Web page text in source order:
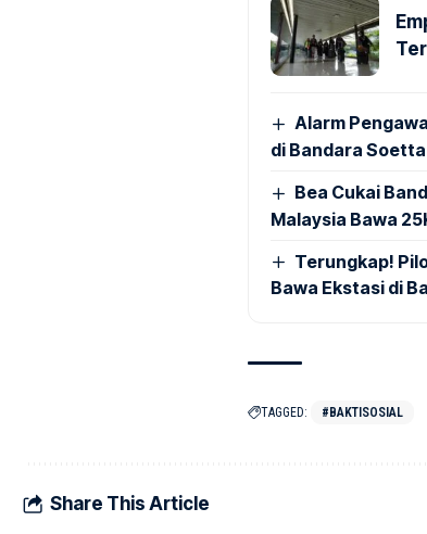
Alarm
di Bandara Soetta
Bea Cukai
Malaysia Bawa
Terungkap!
Bawa Ekstasi di
TAGGED: #BAKTISOSIAL
Share This Article